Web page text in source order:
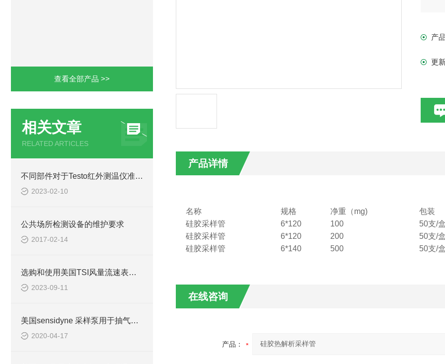
查看全部产品 >>
相关文章
RELATED ARTICLES
不同部件对于Testo红外测温仪准确性有重要意义
2023-02-10
公共场所检测设备的维护要求
2017-02-14
选购和使用美国TSI风量流速表时需要考虑的关键因素
2023-09-11
美国sensidyne 采样泵用于抽气时主要分为这两类！
2020-04-17
产
更
产品详情
名称 规格 净重（mg)
包装
硅胶采样管
6*120 100
50支/
硅胶采样管
6*120 200
50支/
硅胶采样管
6*140 500 50支/
在线咨询
产品：